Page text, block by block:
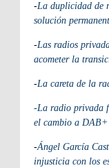
-La duplicidad de
solución
-Las radios
acometer la
-La careta de la
-La radio privada
el cambio a DAB+
-Ángel García
injusticia con los